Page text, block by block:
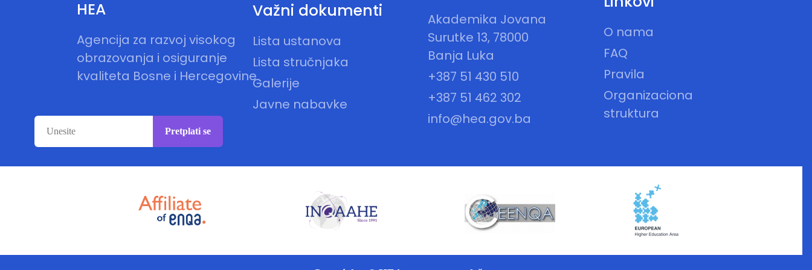
HEA
Agencija za razvoj visokog
obrazovanja i osiguranje
kvaliteta Bosne i Hercegovine
Važni dokumenti
Lista ustanova
Lista stručnjaka
Galerije
Javne nabavke
Akademika Jovana
Surutke 13, 78000
Banja Luka
+387 51 430 510
+387 51 462 302
info@hea.gov.ba
O nama
FAQ
Pravila
Organizaciona
struktura
Pretplati se